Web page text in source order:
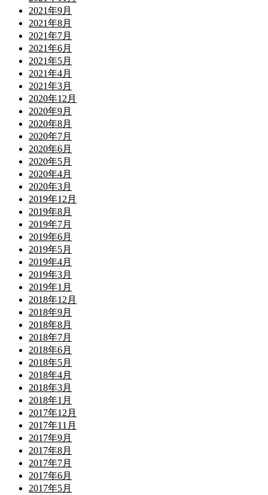
2021年9月
2021年8月
2021年7月
2021年6月
2021年5月
2021年4月
2021年3月
2020年12月
2020年9月
2020年8月
2020年7月
2020年6月
2020年5月
2020年4月
2020年3月
2019年12月
2019年8月
2019年7月
2019年6月
2019年5月
2019年4月
2019年3月
2019年1月
2018年12月
2018年9月
2018年8月
2018年7月
2018年6月
2018年5月
2018年4月
2018年3月
2018年1月
2017年12月
2017年11月
2017年9月
2017年8月
2017年7月
2017年6月
2017年5月